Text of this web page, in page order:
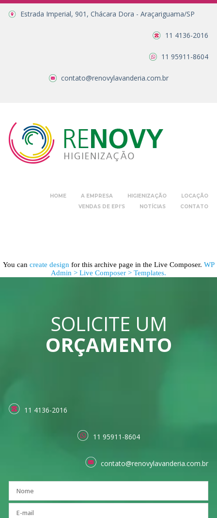
Estrada Imperial, 901, Chácara Dora - Araçariguama/SP
11 4136-2016
11 95911-8604
contato@renovylavanderia.com.br
HOME A EMPRESA HIGIENIZAÇÃO
LOCAÇÃO
VENDAS DE EPI’S
NOTÍCIAS CONTATO
You can create design for this archive page in the Live Composer. WP
Admin > Live Composer > Templates.
SOLICITE UM
ORÇAMENTO
11 4136-2016
11 95911-8604
contato@renovylavanderia.com.br